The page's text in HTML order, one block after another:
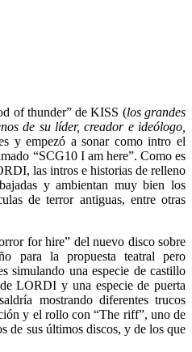
of thunder” de KISS (los grandes
de su líder, creador e ideólogo,
y empezó a sonar como intro el
“SCG10 I am here”. Como es
las intros e historias de relleno
y ambientan muy bien los
de terror antiguas, entre otras
for hire” del nuevo disco sobre
para la propuesta teatral pero
simulando una especie de castillo
LORDI y una especie de puerta
mostrando diferentes trucos
y el rollo con “The riff”, uno de
de sus últimos discos, y de los que